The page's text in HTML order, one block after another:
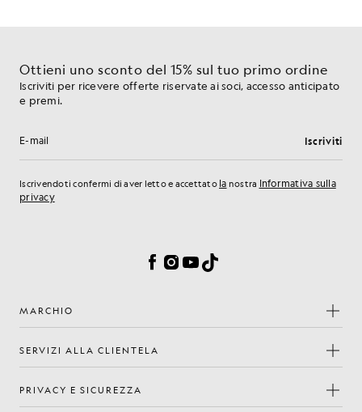
Ottieni uno sconto del 15% sul tuo primo ordine
Iscriviti per ricevere offerte riservate ai soci, accesso anticipato
e premi.
Indirizzo e-mail Iscriviti
Iscrivendoti confermi di aver letto e accettato la nostra Informativa sulla
privacy
Facebook
Instagram
YouTube
TikTok
MARCHIO
SERVIZI ALLA CLIENTELA
PRIVACY E SICUREZZA